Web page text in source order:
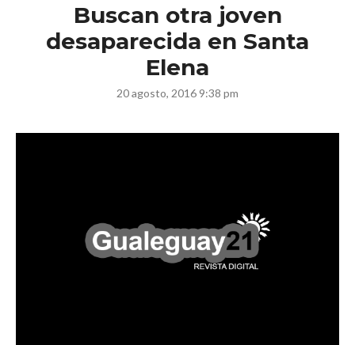
Buscan otra joven
desaparecida en Santa
Elena
20 agosto, 2016 9:38 pm